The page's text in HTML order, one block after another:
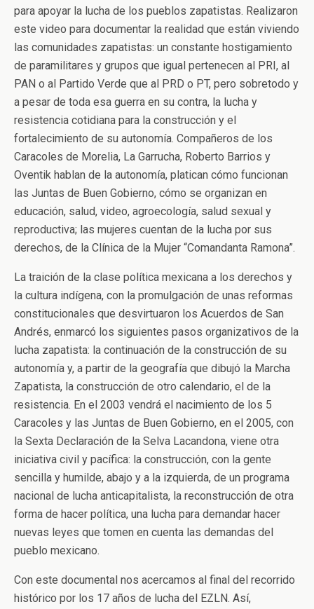
para apoyar la lucha de los pueblos zapatistas. Realizaron
este video para documentar la realidad que están viviendo
las comunidades zapatistas: un constante hostigamiento
de paramilitares y grupos que igual pertenecen al PRI, al
PAN o al Partido Verde que al PRD o PT, pero sobretodo y
a pesar de toda esa guerra en su contra, la lucha y
resistencia cotidiana para la construcción y el
fortalecimiento de su autonomía. Compañeros de los
Caracoles de Morelia, La Garrucha, Roberto Barrios y
Oventik hablan de la autonomía, platican cómo funcionan
las Juntas de Buen Gobierno, cómo se organizan en
educación, salud, video, agroecología, salud sexual y
reproductiva; las mujeres cuentan de la lucha por sus
derechos, de la Clínica de la Mujer “Comandanta Ramona”.
La traición de la clase política mexicana a los derechos y
la cultura indígena, con la promulgación de unas reformas
constitucionales que desvirtuaron los Acuerdos de San
Andrés, enmarcó los siguientes pasos organizativos de la
lucha zapatista: la continuación de la construcción de su
autonomía y, a partir de la geografía que dibujó la Marcha
Zapatista, la construcción de otro calendario, el de la
resistencia. En el 2003 vendrá el nacimiento de los 5
Caracoles y las Juntas de Buen Gobierno, en el 2005, con
la Sexta Declaración de la Selva Lacandona, viene otra
iniciativa civil y pacífica: la construcción, con la gente
sencilla y humilde, abajo y a la izquierda, de un programa
nacional de lucha anticapitalista, la reconstrucción de otra
forma de hacer política, una lucha para demandar hacer
nuevas leyes que tomen en cuenta las demandas del
pueblo mexicano.
Con este documental nos acercamos al final del recorrido
histórico por los 17 años de lucha del EZLN. Así,